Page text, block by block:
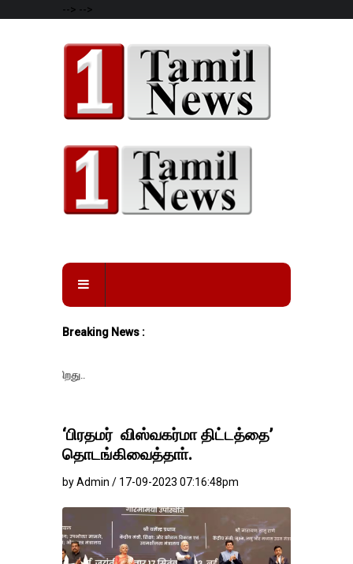
--> -->
Breaking News :
‘பிரதமர் விஸ்வகர்மா திட்டத்தை’
தொடங்கிவைத்தாா்.
by Admin / 17-09-2023 07:16:48pm